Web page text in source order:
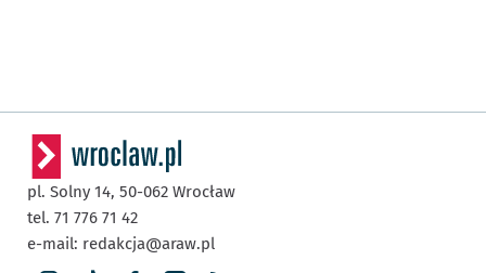
pl. Solny 14, 50-062 Wrocław
tel. 71 776 71 42
e-mail: redakcja@araw.pl